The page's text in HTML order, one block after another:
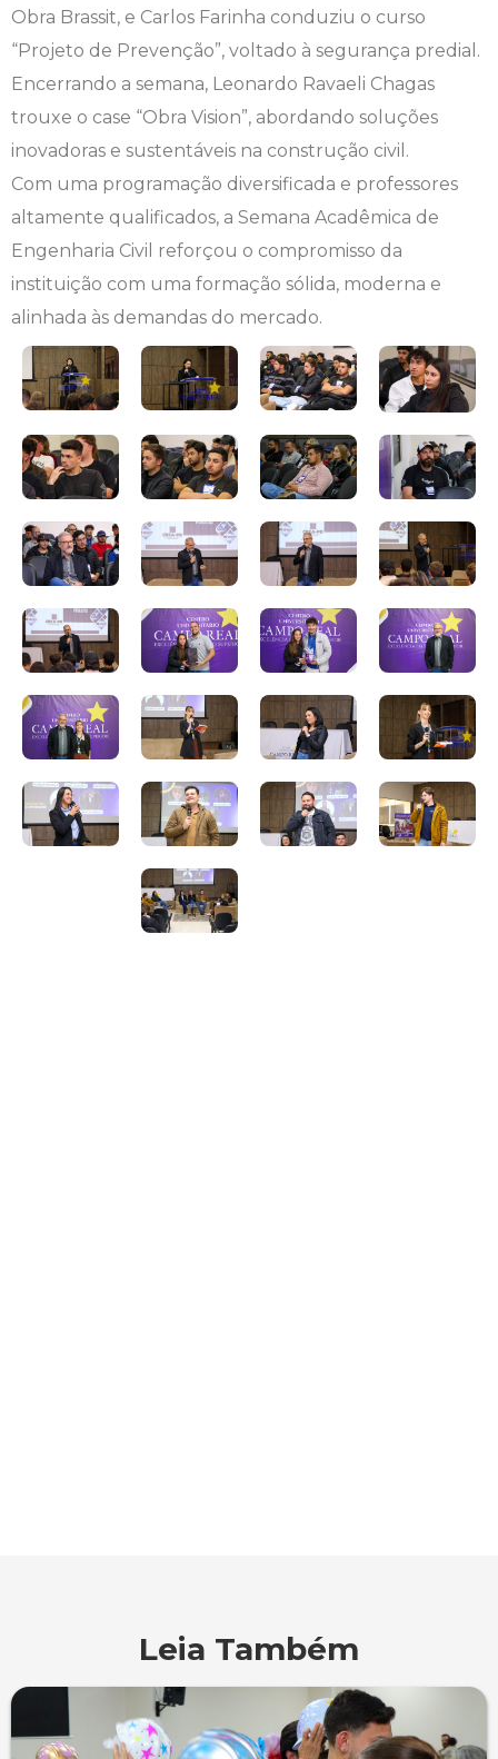
Obra Brassit, e Carlos Farinha conduziu o curso
“Projeto de Prevenção”, voltado à segurança predial.
Encerrando a semana, Leonardo Ravaeli Chagas
trouxe o case “Obra Vision”, abordando soluções
inovadoras e sustentáveis na construção civil.
Com uma programação diversificada e professores
altamente qualificados, a Semana Acadêmica de
Engenharia Civil reforçou o compromisso da
instituição com uma formação sólida, moderna e
alinhada às demandas do mercado.
Leia Também